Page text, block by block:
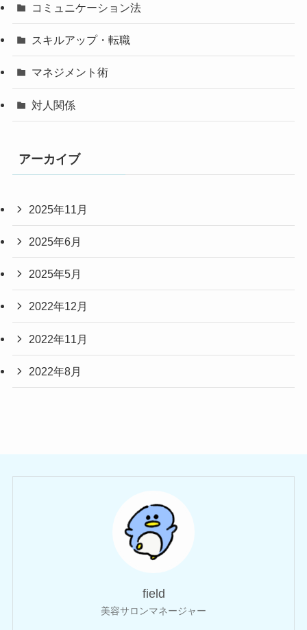
コミュニケーション法
スキルアップ・転職
マネジメント術
対人関係
アーカイブ
2025年11月
2025年6月
2025年5月
2022年12月
2022年11月
2022年8月
field
美容サロンマネージャー